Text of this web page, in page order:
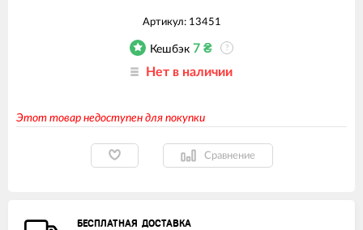
Артикул: 13451
Кешбэк 7 ₴ ?
Нет в наличии
Этот товар недоступен для покупки
Сравнение
БЕСПЛАТНАЯ ДОСТАВКА